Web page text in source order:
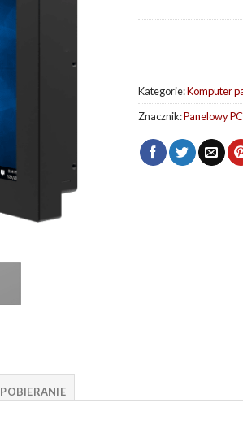
Kategorie:Komputer
Znacznik:Panelowy PC
POBIERANIE